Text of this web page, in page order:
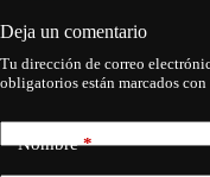
Deja un comentario
Tu dirección de correo
obligatorios están marcados con
Nombre*